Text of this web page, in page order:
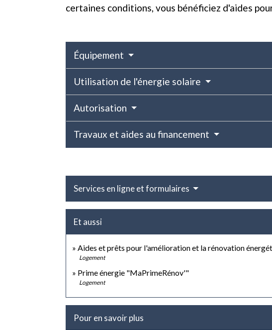
certaines conditions, vous bénéficiez d'aides
Équipement
Utilisation de l'énergie solaire
Autorisation
Travaux et aides au financement
Services en ligne et formulaires
Et aussi
Aides et prêts pour l'amélioration et la rénovation
Logement
Prime énergie "MaPrimeRénov'"
Logement
Pour en savoir plus